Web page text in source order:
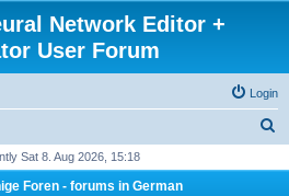
Network Editor +
User Forum
Login
Sat 8. Aug 2026, 15:18
Foren - forums in German